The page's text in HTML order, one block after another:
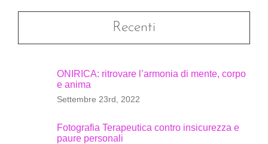
Recenti
ONIRICA: ritrovare l’armonia di mente, corpo
e anima
Settembre 23rd, 2022
Fotografia Terapeutica contro insicurezza e
paure personali